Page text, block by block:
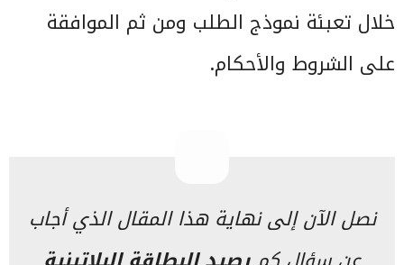
خلال تعبئة نموذج الطلب ومن ثم الموافقة
على الشروط والأحكام.
نصل الآن إلى نهاية هذا المقال الذي أجاب